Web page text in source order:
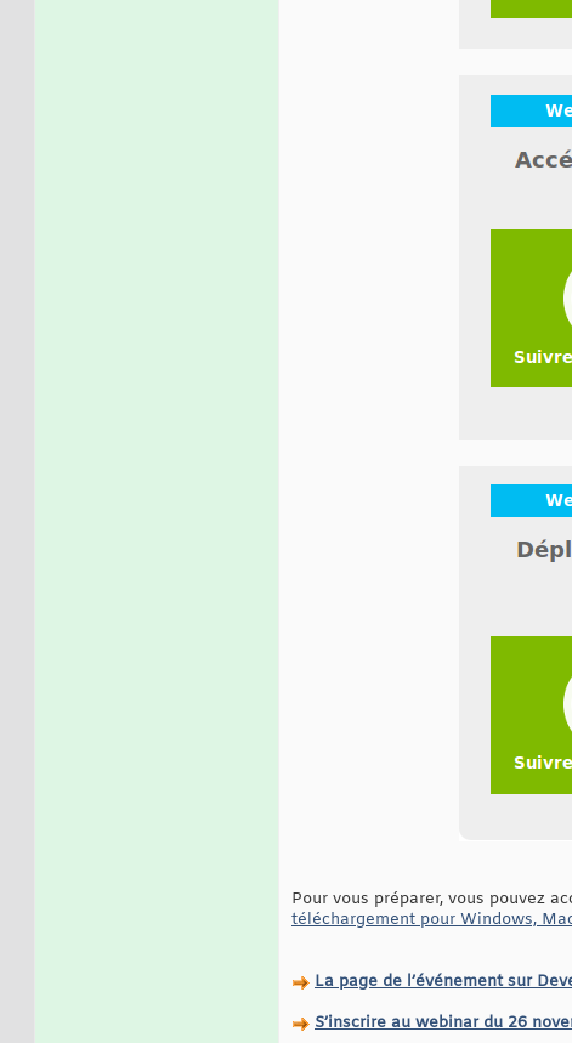
Pour vous préparer, vous pouvez
téléchargement pour Windows,
La page de l’événement sur
S’inscrire au webinar du 26